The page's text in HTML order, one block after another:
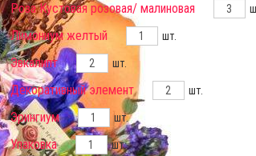
Роза Кустовая розовая/ малиновая
Лимониум желтый шт.
Эвкалипт шт.
Декоративный элемент шт.
Эрингиум шт.
Упаковка шт.